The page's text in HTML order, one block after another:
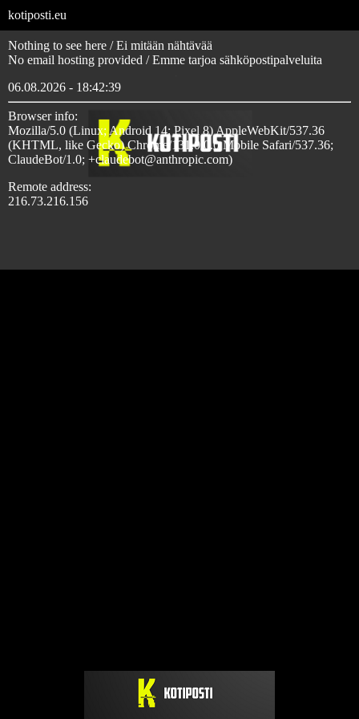
kotiposti.eu
Nothing to see here / Ei mitään nähtävää
No email hosting provided / Emme tarjoa sähköpostipalveluita
06.08.2026 - 18:42:39
Browser info:
Mozilla/5.0 (Linux; Android 14; Pixel 8) AppleWebKit/537.36
(KHTML, like Gecko) Chrome/131.0.0.0 Mobile Safari/537.36;
ClaudeBot/1.0; +claudebot@anthropic.com)
Remote address:
216.73.216.156